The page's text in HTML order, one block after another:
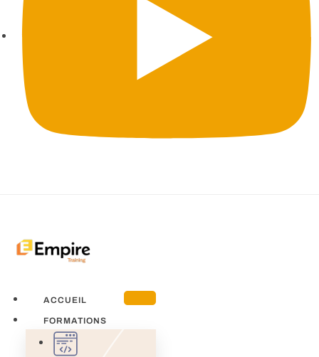
ACCUEIL
FORMATIONS